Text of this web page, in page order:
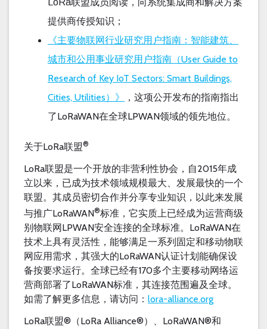
提供商传授知识；
《主要物联网行业研究用户指南：智能建筑、
城市和公用事业研究用户指南（User Guide to
Research of Key IoT Sectors: Smart Buildings,
Cities, Utilities）》
，这项公开发布的指南指出
了LoRaWAN在全球LPWAN领域的领先地位。
关于LoRa联盟®
LoRa联盟是一个开放的非营利性协会，自2015年成
立以来，已成为技术领域规模最大、发展最快的一个
联盟。其成员密切合作并分享专业知识，以此来发展
与推广LoRaWAN®标准，它实质上已经成为运营商级
别物联网 LPWAN安全连接的全球标准。 LoRaWAN在
技术上具有灵活性，能够满足一系列固定和移动物联
网应用需求，其强大的LoRaWAN认证计划能确保设
备按要求运行。全球已经有170多个主要移动网络运
营商部署了LoRaWAN标准，其连接范围遍及全球。
如需了解更多信息，请访问： lora-alliance.org
LoRa联盟® （LoRa Alliance®）、 LoRaWAN®和